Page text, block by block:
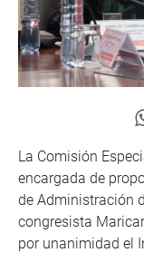
La Comisión
encargada de
de Administración
congresista
por unanimidad el